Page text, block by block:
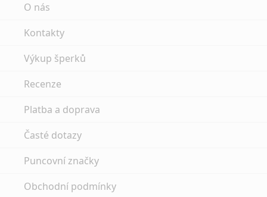
O nás
Kontakty
Výkup šperků
Recenze
Platba a doprava
Časté dotazy
Puncovní značky
Obchodní podmínky